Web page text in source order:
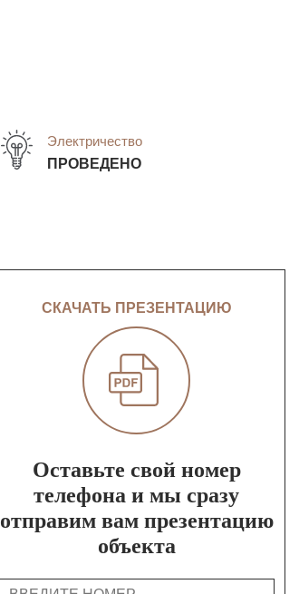
Электричество
ПРОВЕДЕНО
СКАЧАТЬ ПРЕЗЕНТАЦИЮ
Оставьте свой номер
телефона и мы сразу
отправим вам презентацию
объекта